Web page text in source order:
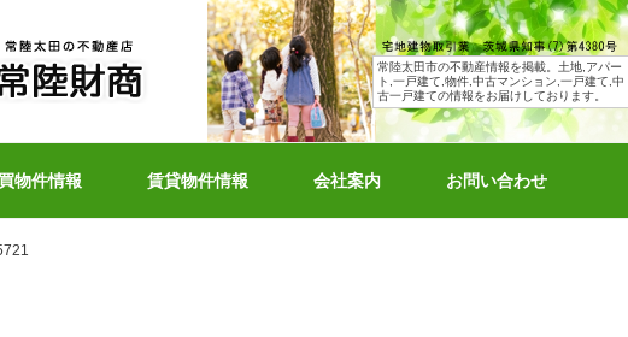
常陸太田市の不動産情報を掲載。土地,アパー
ト,一戸建て,物件,中古マンション,一戸建て,中
古一戸建ての情報をお届けしております。
物件情報 賃貸物件情報 会社案内 お問い合わせ